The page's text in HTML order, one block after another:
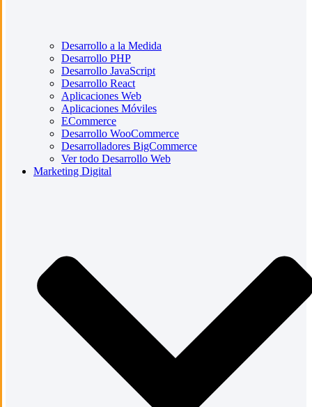
Desarrollo a la Medida
Desarrollo PHP
Desarrollo JavaScript
Desarrollo React
Aplicaciones Web
Aplicaciones Móviles
ECommerce
Desarrollo WooCommerce
Desarrolladores BigCommerce
Ver todo Desarrollo Web
Marketing Digital